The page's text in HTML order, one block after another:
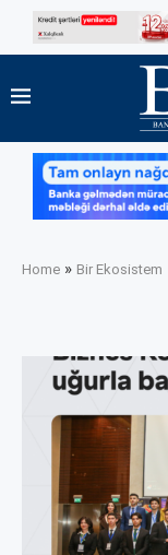
Home » Bir Ekosistem